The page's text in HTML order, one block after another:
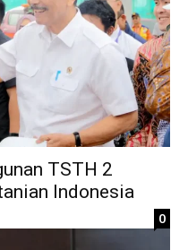
TSTH 2
Indonesia
0